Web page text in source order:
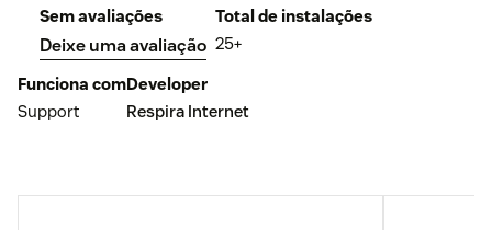
Sem avaliações
Deixe uma avaliação
Total de instalações
25+
Funciona com
Support
Developer
Respira Internet